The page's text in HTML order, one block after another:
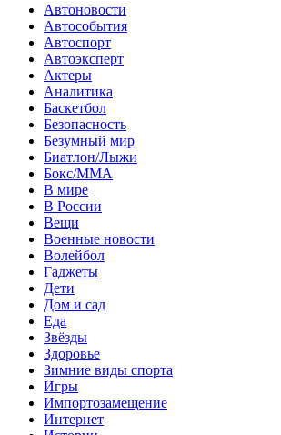
Автоновости
Автособытия
Автоспорт
Автоэксперт
Актеры
Аналитика
Баскетбол
Безопасность
Безумный мир
Биатлон/Лыжи
Бокс/MMA
В мире
В России
Вещи
Военные новости
Волейбол
Гаджеты
Дети
Дом и сад
Еда
Звёзды
Здоровье
Зимние виды спорта
Игры
Импортозамещение
Интернет